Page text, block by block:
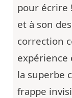
pour écrire
et à son
correction
expérience
la superbe
frappe